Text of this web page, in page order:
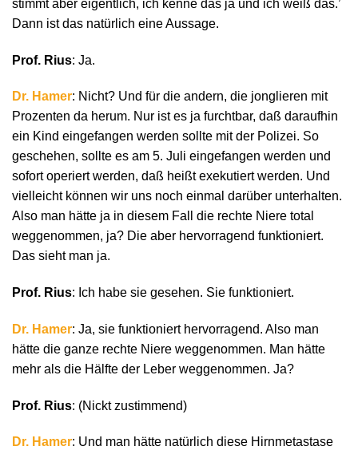
stimmt aber eigentlich, ich kenne das ja und ich weiß das.’
Dann ist das natürlich eine Aussage.
Prof. Rius: Ja.
Dr. Hamer: Nicht? Und für die andern, die jonglieren mit
Prozenten da herum. Nur ist es ja furchtbar, daß daraufhin
ein Kind eingefangen werden sollte mit der Polizei. So
geschehen, sollte es am 5. Juli eingefangen werden und
sofort operiert werden, daß heißt exekutiert werden. Und
vielleicht können wir uns noch einmal darüber unterhalten.
Also man hätte ja in diesem Fall die rechte Niere total
weggenommen, ja? Die aber hervorragend funktioniert.
Das sieht man ja.
Prof. Rius: Ich habe sie gesehen. Sie funktioniert.
Dr. Hamer: Ja, sie funktioniert hervorragend. Also man
hätte die ganze rechte Niere weggenommen. Man hätte
mehr als die Hälfte der Leber weggenommen. Ja?
Prof. Rius: (Nickt zustimmend)
Dr. Hamer: Und man hätte natürlich diese Hirnmetastase